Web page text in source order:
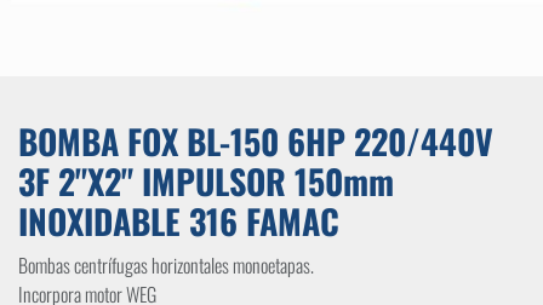
BOMBA FOX BL-150 6HP 220/440V
3F 2"X2" IMPULSOR 150mm
INOXIDABLE 316 FAMAC
Bombas centrífugas horizontales monoetapas.
Incorpora motor WEG